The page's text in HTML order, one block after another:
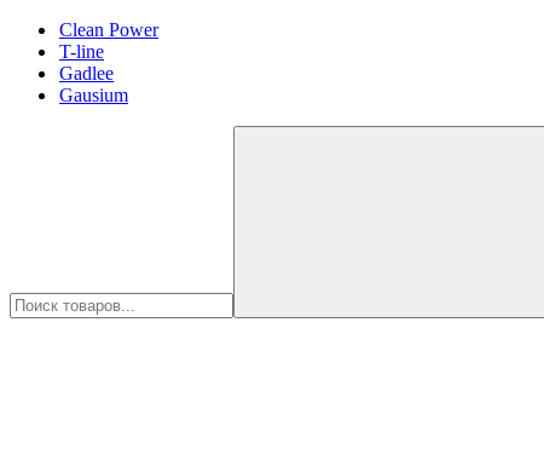
Clean Power
T-line
Gadlee
Gausium